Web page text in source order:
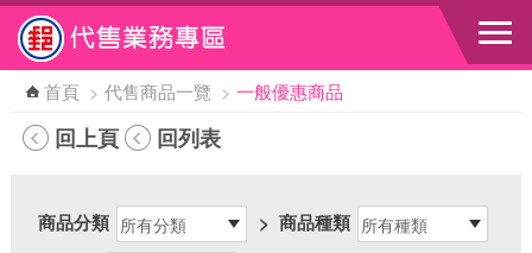
跳到主要內容區塊
首頁 > 代售商品一覽 > 一般優惠商品
回上頁 回列表
商品分類 > 商品種類